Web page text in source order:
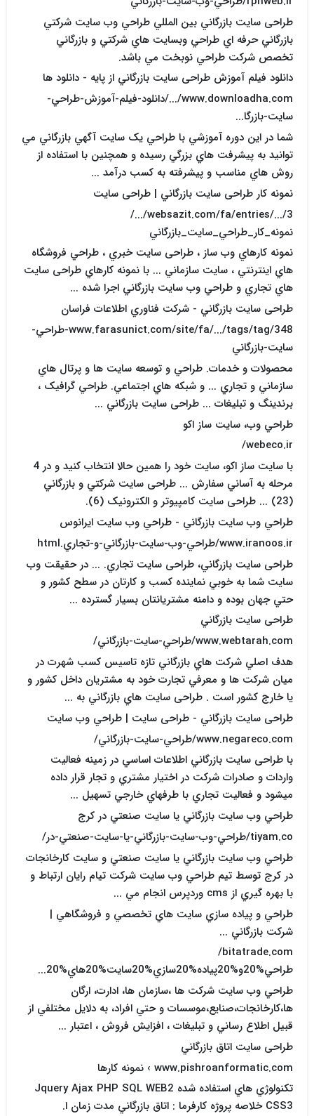
طراحی سایت بازرگاني بين المللي طراحي وب سايت شرکتي
بازرگاني حرفه اي طراحي وبسايت هاي شرکتي و بازرگاني
تخصص شرکت طراحي نوبخت مي باشد.
دانلود فيلم آموزش طراحی سایت بازرگاني از پايه - دانلود ها
www.downloadha.com/.../دانلود-فيلم-آموزش-طراحي-
سايت-بازرگا...
شما در اين دوره آموزشي با طراحي يک سايت آگهي بازرگاني مي
توانيد به پيشرفت هاي بزرگي رسيده و همچنين با استفاده از
روش هاي مناسب و پيشرفته به کسب درآمد ...
نمونه کار طراحی سایت بازرگاني | طراحی سایت
websazit.com/fa/entries/.../3/.../
نمونه_کار_طراحي_سايت_بازرگاني
نمونه کارهاي وب ساز ، طراحی سایت خبري ، طراحي فروشگاه
هاي اينترنتي ، سايت سازماني ... با نمونه کارهاي طراحی سایت
هاي تجاري و طراحي وب سايت بازرگاني اجرا شده ...
طراحی سایت بازرگاني - شرکت فناوري اطلاعات فراسان
www.farasunict.com/site/fa/.../tags/tag/348-طراحي-
سايت-بازرگاني
محصولات و خدمات. طراحي و توسعه سايت ها و پرتال هاي
سازماني و تجاري ... و شبکه هاي اجتماعي. طراحي گرافيک ،
برندينگ و تبليغات ... طراحی سایت بازرگاني ...
طراحي وب، سايت ساز اکو
webeco.ir/
با سايت ساز اکو، سايت خود را همين حالا انتخاب کنيد و در 4
مرحله به آساني سفارش ... طراحی سایت شرکتي و بازرگاني
(23) ... طراحی سایت کامپيوتر و الکترونيک (6).
طراحي وب سايت بازرگاني - طراحي وب سايت ايرانوس
www.iranoos.ir/طراحي-وب-سايت-بازرگاني-و-تجاري.html
طراحی سایت بازرگاني، طراحی سایت تجاري. ... در حقيقت وب
سايت شما به خوبي نماينده کسب و کارتان در سطح کشور و
حتي جهان بوده و دامنه مشتريانتان بسيار گسترده ...
طراحی سایت بازرگاني
www.webtarah.com/طراحي-سايت-بازرگاني/
هدف اصلي شرکت هاي بازرگاني تازه تاسيس کسب شهرت در
ميان شرکت ها و معرفي تجارت خود به مشتريان داخل کشور و
يا خارج کشور است . طراحی سایت هاي بازرگاني به ...
طراحی سایت بازرگاني - طراحی سایت | طراحي وب سايت
www.negareco.com/طراحي-سايت-بازرگاني/
با طراحی سایت بازرگاني اطلاعات اساسي در زمينه فعاليت
واردات و صادرات شرکت در اختيار مشتري و تجار قرار داده
ميشود و فعاليت تجاري با طرفهاي خارجي تسهيل ...
طراحي وب سايت بازرگاني يا سايت صنعتي در کرج
tiyam.co/طراحي-وب-سايت-بازرگاني-يا-سايت-صنعتي-در/
طراحي وب سايت بازرگاني يا سايت صنعتي و سايت کارخانجات
در کرج توسط تيم طراحي وب سايت شرکت تيام رايان ارتباط و
با بهره گيري از cms وردپرس انجام مي ...
طراحي و پياده سازي سايت هاي تخصصي و فروشگاهي |
شرکت بازرگاني ...
bitatrade.com/
طراحي%20و%20پياده%20سازي%20سايت%20هاي%20...
طراحي وب سايت شرکت ها ،سازمان ها، ادارت، ارگان
ها،کارخانجات،صنايع،موسسات و حتي افراد، به دلايل مختلفي از
قبيل اطلاع رساني و تبليغات ، افزايش فروش ، اعتبار ...
طراحی سایت اتاق بازرگاني
www.pishroanformatic.com › نمونه کارها
تکنولوژي هاي استفاده شده Jquery Ajax PHP SQL WEB2
CSS3 خلاصه پروژه کارفرما : اتاق بازرگاني مدت زمان ا.